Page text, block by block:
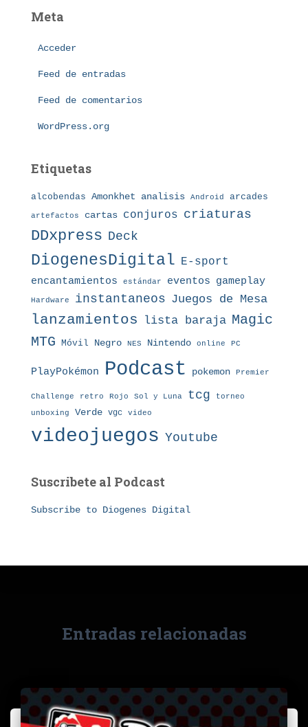
g
Meta
Acceder
Feed de entradas
Feed de comentarios
WordPress.org
Etiquetas
alcobendas Amonkhet analisis Android arcades
artefactos cartas conjuros criaturas
DDxpress Deck
DiogenesDigital E-sport
encantamientos estándar eventos gameplay
Hardware instantaneos Juegos de Mesa
lanzamientos lista baraja Magic
MTG Móvil Negro NES Nintendo online PC
PlayPokémon Podcast pokemon Premier
Challenge retro Rojo Sol y Luna tcg torneo
unboxing Verde vgc video
videojuegos Youtube
Suscribete al Podcast
Subscribe to Diogenes Digital
Entradas relacionadas